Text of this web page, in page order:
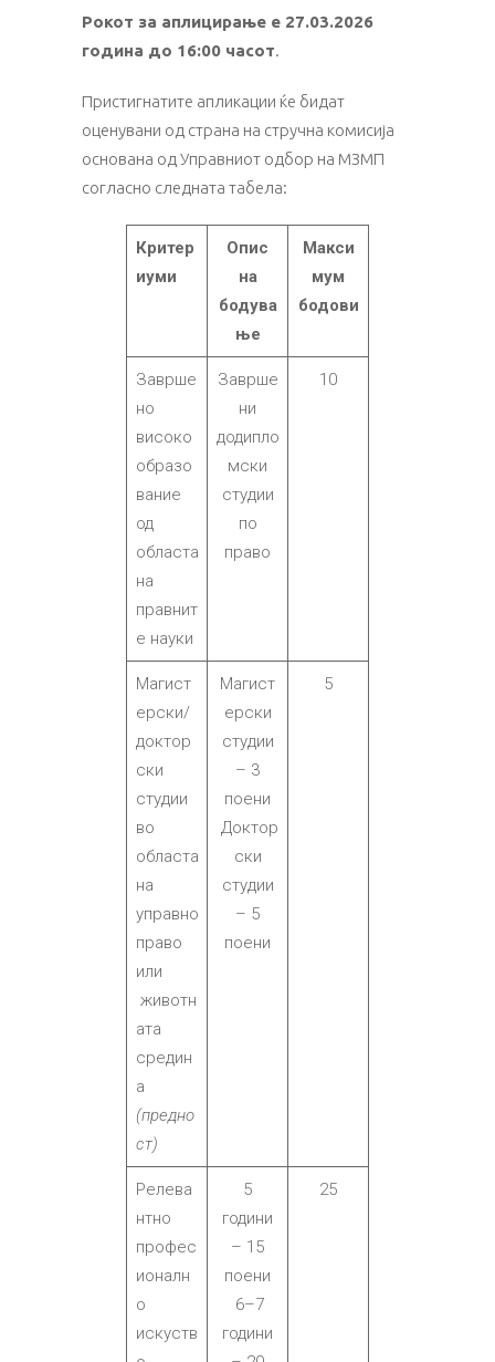
Рокот за аплицирање е 27.03.2026
година до 16:00 часот.
Пристигнатите апликации ќе бидат
оценувани од страна на стручна комисија
основана од Управниот одбор на МЗМП
согласно следната табела:
Критер
иуми
Опис
на
бодува
ње
Макси
мум
бодови
Заврше
но
високо
образо
вание
од
областа
на
правнит
е науки
Заврше
ни
додипло
мски
студии
по
право
10
Магист
ерски/
доктор
ски
студии
во
областа
на
управно
право
или
животн
ата
средин
а
(предно
ст)
Магист
ерски
студии
– 3
поени
Доктор
ски
студии
– 5
поени
5
Релева
нтно
профес
ионалн
о
искуств
5
години
– 15
поени
6–7
години
25